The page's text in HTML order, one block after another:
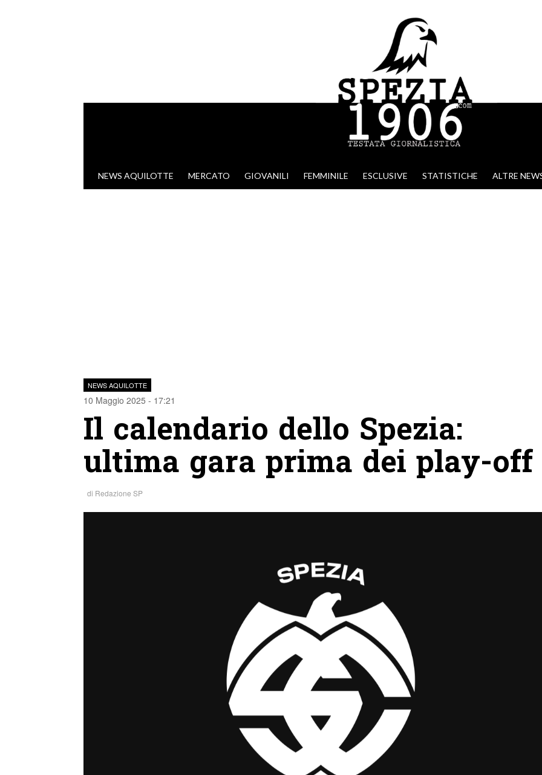
VAI AL CONTENUTO
NEWS AQUILOTTE MERCATO GIOVANILI FEMMINILE ESCLUSIVE STATISTICHE ALTRE
NEWS AQUILOTTE
10 Maggio 2025 - 17:21
Il calendario dello Spezia:
ultima gara prima dei play-off
di Redazione SP